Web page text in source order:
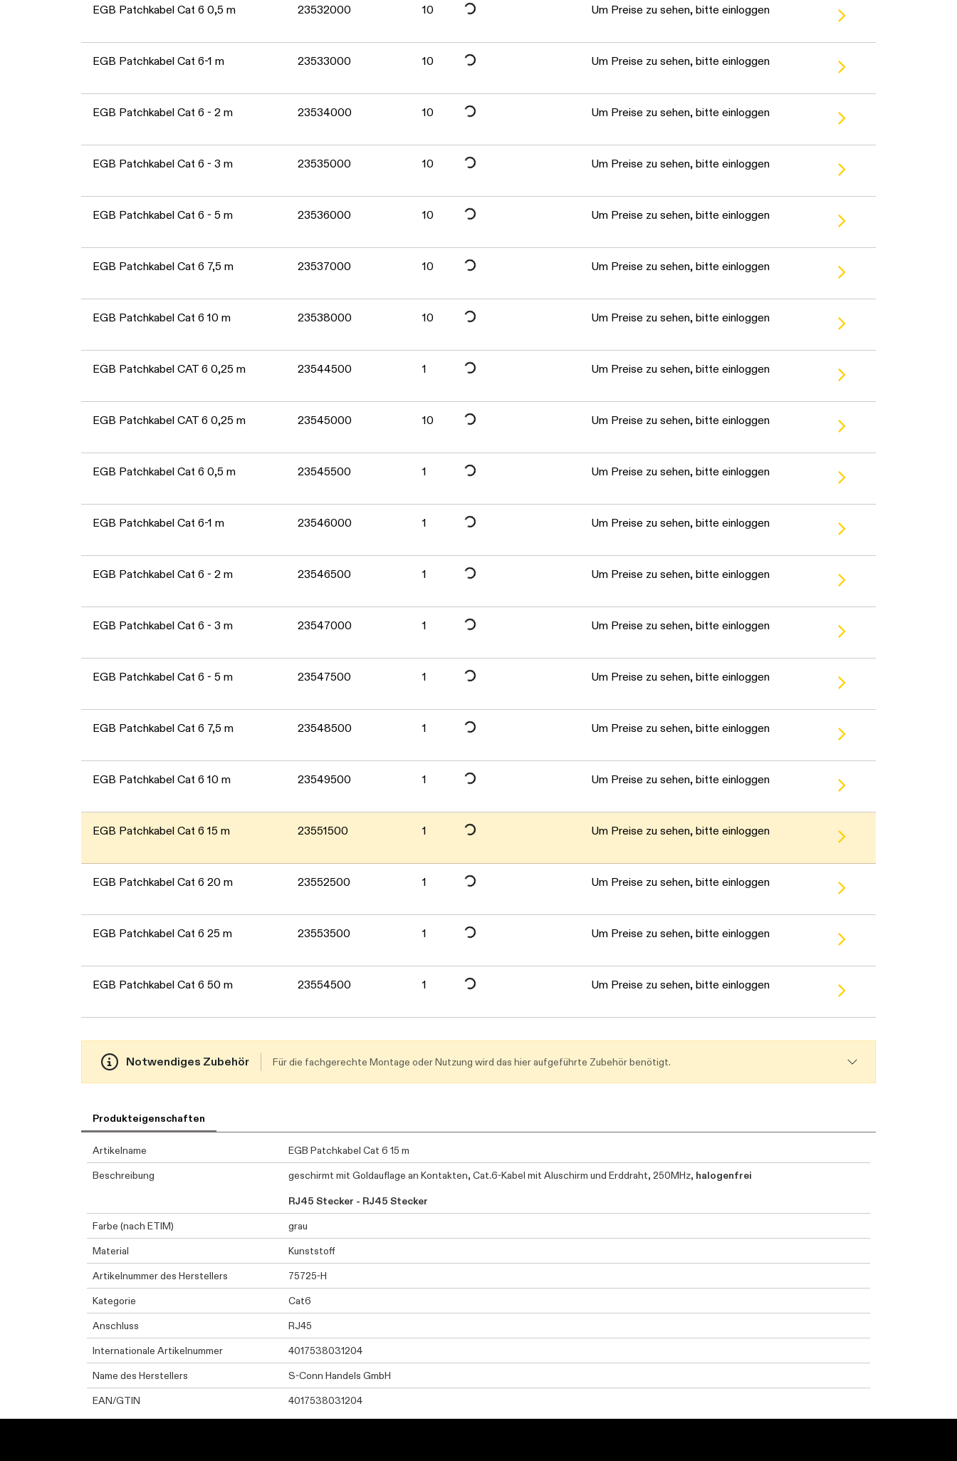
EGB Patchkabel Cat 6 0,5 m 23532000 10
Daten werden geladen. Bitte warten... Um Preise zu sehen, bitte einloggen
EGB Patchkabel Cat 6-1 m 23533000 10
Daten werden geladen. Bitte warten... Um Preise zu sehen, bitte einloggen
EGB Patchkabel Cat 6 - 2 m 23534000 10
Daten werden geladen. Bitte warten... Um Preise zu sehen, bitte einloggen
EGB Patchkabel Cat 6 - 3 m 23535000 10
Daten werden geladen. Bitte warten... Um Preise zu sehen, bitte einloggen
EGB Patchkabel Cat 6 - 5 m 23536000 10
Daten werden geladen. Bitte warten... Um Preise zu sehen, bitte einloggen
EGB Patchkabel Cat 6 7,5 m 23537000 10
Daten werden geladen. Bitte warten... Um Preise zu sehen, bitte einloggen
EGB Patchkabel Cat 6 10 m 23538000 10
Daten werden geladen. Bitte warten... Um Preise zu sehen, bitte einloggen
EGB Patchkabel CAT 6 0,25 m 23544500 1
Daten werden geladen. Bitte warten... Um Preise zu sehen, bitte einloggen
EGB Patchkabel CAT 6 0,25 m 23545000 10
Daten werden geladen. Bitte warten... Um Preise zu sehen, bitte einloggen
EGB Patchkabel Cat 6 0,5 m 23545500 1
Daten werden geladen. Bitte warten... Um Preise zu sehen, bitte einloggen
EGB Patchkabel Cat 6-1 m 23546000 1
Daten werden geladen. Bitte warten... Um Preise zu sehen, bitte einloggen
EGB Patchkabel Cat 6 - 2 m 23546500 1
Daten werden geladen. Bitte warten... Um Preise zu sehen, bitte einloggen
EGB Patchkabel Cat 6 - 3 m 23547000 1
Daten werden geladen. Bitte warten... Um Preise zu sehen, bitte einloggen
EGB Patchkabel Cat 6 - 5 m 23547500 1
Daten werden geladen. Bitte warten... Um Preise zu sehen, bitte einloggen
EGB Patchkabel Cat 6 7,5 m 23548500 1
Daten werden geladen. Bitte warten... Um Preise zu sehen, bitte einloggen
EGB Patchkabel Cat 6 10 m 23549500 1
Daten werden geladen. Bitte warten... Um Preise zu sehen, bitte einloggen
EGB Patchkabel Cat 6 15 m 23551500 1
Daten werden geladen. Bitte warten... Um Preise zu sehen, bitte einloggen
EGB Patchkabel Cat 6 20 m 23552500 1
Daten werden geladen. Bitte warten... Um Preise zu sehen, bitte einloggen
EGB Patchkabel Cat 6 25 m 23553500 1
Daten werden geladen. Bitte warten... Um Preise zu sehen, bitte einloggen
EGB Patchkabel Cat 6 50 m 23554500 1
Daten werden geladen. Bitte warten... Um Preise zu sehen, bitte einloggen
Notwendiges Zubehör Für die fachgerechte Montage oder Nutzung wird das hier aufgeführte Zubehör benötigt.
Produkteigenschaften
Artikelname
EGB Patchkabel Cat 6 15 m
Beschreibung
geschirmt mit Goldauflage an Kontakten, Cat.6-Kabel mit Aluschirm und Erddraht, 250MHz, halogenfrei
RJ45 Stecker - RJ45 Stecker
Farbe (nach ETIM)
grau
Material
Kunststoff
Artikelnummer des Herstellers
75725-H
Kategorie
Cat6
Anschluss
RJ45
Internationale Artikelnummer
4017538031204
Name des Herstellers
S-Conn Handels GmbH
EAN/GTIN
4017538031204